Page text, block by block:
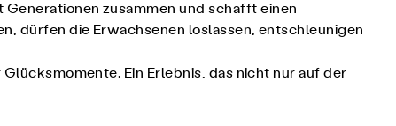
zusammen und schafft einen
dürfen die Erwachsenen loslassen, entschleunigen
Ein Erlebnis, das nicht nur auf der